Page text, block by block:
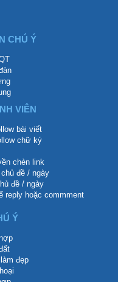
CHÚ Ý
VIÊN
bài viết
chữ ký
chèn link
đề / ngày
đề / ngày
reply hoặc commment
Ý
đẹp